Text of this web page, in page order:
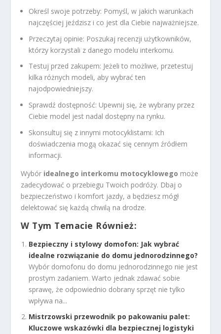
Określ swoje potrzeby: Pomyśl, w jakich warunkach
najczęściej jeździsz i co jest dla Ciebie najważniejsze.
Przeczytaj opinie: Poszukaj recenzji użytkowników,
którzy korzystali z danego modelu interkomu.
Testuj przed zakupem: Jeżeli to możliwe, przetestuj
kilka różnych modeli, aby wybrać ten
najodpowiedniejszy.
Sprawdź dostępność: Upewnij się, że wybrany przez
Ciebie model jest nadal dostępny na rynku.
Skonsultuj się z innymi motocyklistami: Ich
doświadczenia mogą okazać się cennym źródłem
informacji.
Wybór idealnego interkomu motocyklowego może
zadecydować o przebiegu Twoich podróży. Dbaj o
bezpieczeństwo i komfort jazdy, a będziesz mógł
delektować się każdą chwilą na drodze.
W Tym Temacie Również:
Bezpieczny i stylowy domofon: Jak wybrać
idealne rozwiązanie do domu jednorodzinnego?
Wybór domofonu do domu jednorodzinnego nie jest
prostym zadaniem. Warto jednak zdawać sobie
sprawę, że odpowiednio dobrany sprzęt nie tylko
wpływa na...
Mistrzowski przewodnik po pakowaniu palet:
Kluczowe wskazówki dla bezpiecznej logistyki